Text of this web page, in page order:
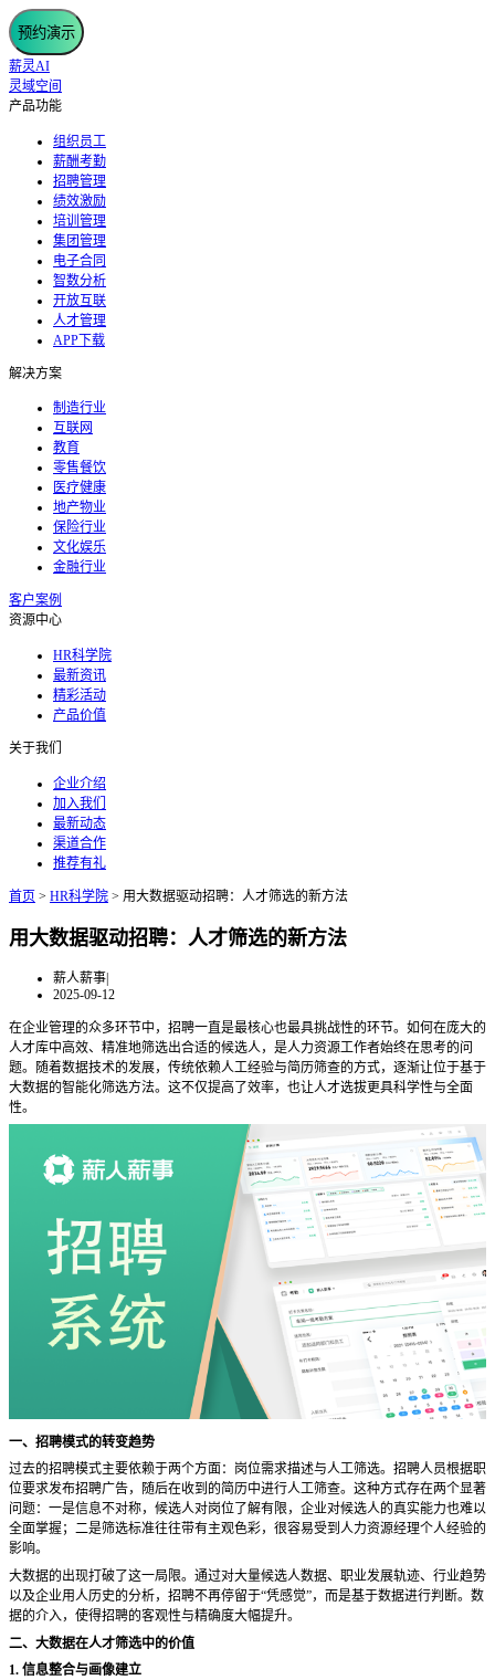
预约演示
薪灵AI
灵域空间
产品功能
组织员工
薪酬考勤
招聘管理
绩效激励
培训管理
集团管理
电子合同
智数分析
开放互联
人才管理
APP下载
解决方案
制造行业
互联网
教育
零售餐饮
医疗健康
地产物业
保险行业
文化娱乐
金融行业
客户案例
资源中心
HR科学院
最新资讯
精彩活动
产品价值
关于我们
企业介绍
加入我们
最新动态
渠道合作
推荐有礼
首页 > HR科学院 > 用大数据驱动招聘：人才筛选的新方法
用大数据驱动招聘：人才筛选的新方法
薪人薪事|
2025-09-12
在企业管理的众多环节中，招聘一直是最核心也最具挑战性的环节。如何在庞大的
人才库中高效、精准地筛选出合适的候选人，是人力资源工作者始终在思考的问
题。随着数据技术的发展，传统依赖人工经验与简历筛查的方式，逐渐让位于基于
大数据的智能化筛选方法。这不仅提高了效率，也让人才选拔更具科学性与全面
性。
一、招聘模式的转变趋势
过去的招聘模式主要依赖于两个方面：岗位需求描述与人工筛选。招聘人员根据职
位要求发布招聘广告，随后在收到的简历中进行人工筛查。这种方式存在两个显著
问题：一是信息不对称，候选人对岗位了解有限，企业对候选人的真实能力也难以
全面掌握；二是筛选标准往往带有主观色彩，很容易受到人力资源经理个人经验的
影响。
大数据的出现打破了这一局限。通过对大量候选人数据、职业发展轨迹、行业趋势
以及企业用人历史的分析，招聘不再停留于“凭感觉”，而是基于数据进行判断。数
据的介入，使得招聘的客观性与精确度大幅提升。
二、大数据在人才筛选中的价值
1. 信息整合与画像建立